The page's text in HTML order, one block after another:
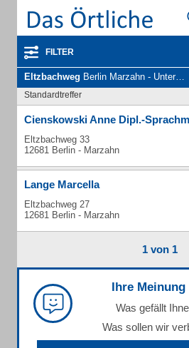
FILTER
Eltzbachweg Berlin Marzahn - Unternehmen und Personen
Standardtreffer
Cienskowski Anne Dipl.-
Eltzbachweg 33
12681 Berlin - Marzahn
Lange Marcella
Eltzbachweg 27
12681 Berlin - Marzahn
1 von 1
Ihre Meinung
Was gefällt
Was sollen wir